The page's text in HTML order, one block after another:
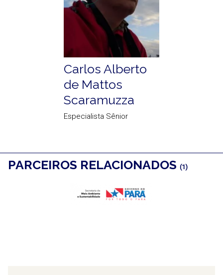
Carlos Alberto
de Mattos
Scaramuzza
Especialista Sênior
PARCEIROS RELACIONADOS (1)